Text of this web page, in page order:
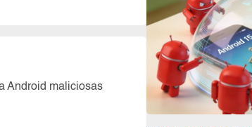
Android maliciosas